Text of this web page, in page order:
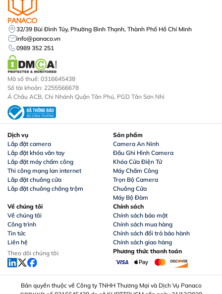
Về chúng tôi
Về chúng tôi
Công trình
Tin tức
Liên hệ
Theo dõi chúng tôi:
Dịch vụ
Lắp đặt camera
Lắp đặt khóa vân tay
Lắp đặt máy chấm công
Thi công mạng lan internet
Lắp đặt chuông cửa
Lắp đặt chuông chống trộm
Sản phẩm
Camera An Ninh
Đầu Ghi Hình Camera
Khóa Cửa Điện Tử
Máy Chấm Công
Trọn Bộ Camera
Chuông Cửa
Máy Bộ Đàm
Chính sách
Chính sách bảo mật
Chính sách mua hàng
Chính sách đổi trả bảo hành
Chính sách giao hàng
Phương thức thanh toán
32/39 Bùi Đình Túy, Phường Bình Thạnh, Thành Phố Hồ Chí Minh
info@panaco.vn
0989 352 251
Mã số thuế: 0316645438
Số tài khoản: 2255566678
Á Châu ACB, Chi Nhánh Quận Tân Phú, PGD Tân Sơn Nhì
Bản quyền thuộc về Công ty TNHH Thương Mại và Dịch Vụ Panaco